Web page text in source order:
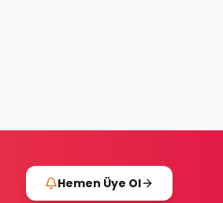
Hemen Üye Ol